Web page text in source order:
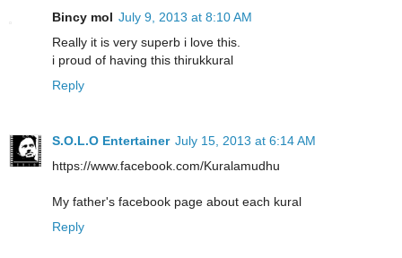
Bincy mol July 9, 2013 at 8:10 AM
Really it is very superb i love this.
i proud of having this thirukkural
Reply
S.O.L.O Entertainer July 15, 2013 at 6:14 AM
https://www.facebook.com/Kuralamudhu
My father's facebook page about each kural
Reply